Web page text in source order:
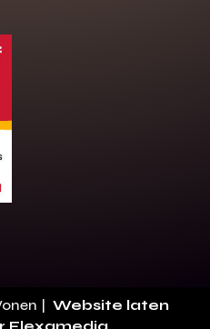
offerte
| Website laten